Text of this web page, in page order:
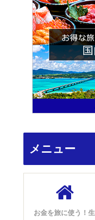
メニュー
お金を旅に使う！生